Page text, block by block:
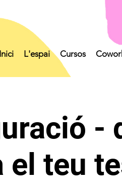
Inici L'espai Cursos
-
el teu